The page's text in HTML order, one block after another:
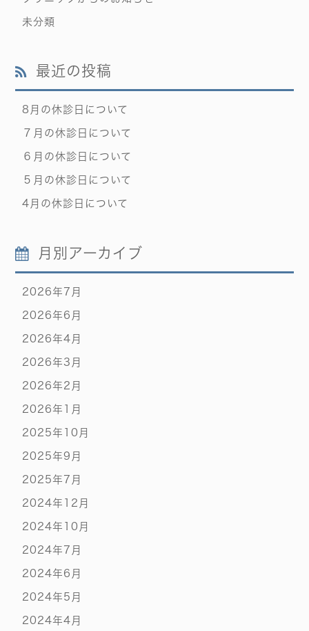
未分類
最近の投稿
8月の休診日について
７月の休診日について
６月の休診日について
５月の休診日について
4月の休診日について
月別アーカイブ
2026年7月
2026年6月
2026年4月
2026年3月
2026年2月
2026年1月
2025年10月
2025年9月
2025年7月
2024年12月
2024年10月
2024年7月
2024年6月
2024年5月
2024年4月